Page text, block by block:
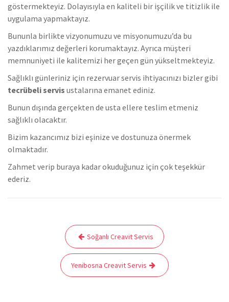
göstermekteyiz. Dolayısıyla en kaliteli bir işçilik ve titizlik ile
uygulama yapmaktayız.
Bununla birlikte vizyonumuzu ve misyonumuzu’da bu
yazdıklarımız değerleri korumaktayız. Ayrıca müşteri
memnuniyeti ile kalitemizi her geçen gün yükseltmekteyiz.
Sağlıklı günleriniz için rezervuar servis ihtiyacınızı bizler gibi
tecrübeli servis ustalarına emanet ediniz.
Bunun dışında gerçekten de usta ellere teslim etmeniz
sağlıklı olacaktır.
Bizim kazancımız bizi eşinize ve dostunuza önermek
olmaktadır.
Zahmet verip buraya kadar okuduğunuz için çok teşekkür
ederiz.
gezinmesi
Soğanlı Creavit Servis
Yenibosna Creavit Servis